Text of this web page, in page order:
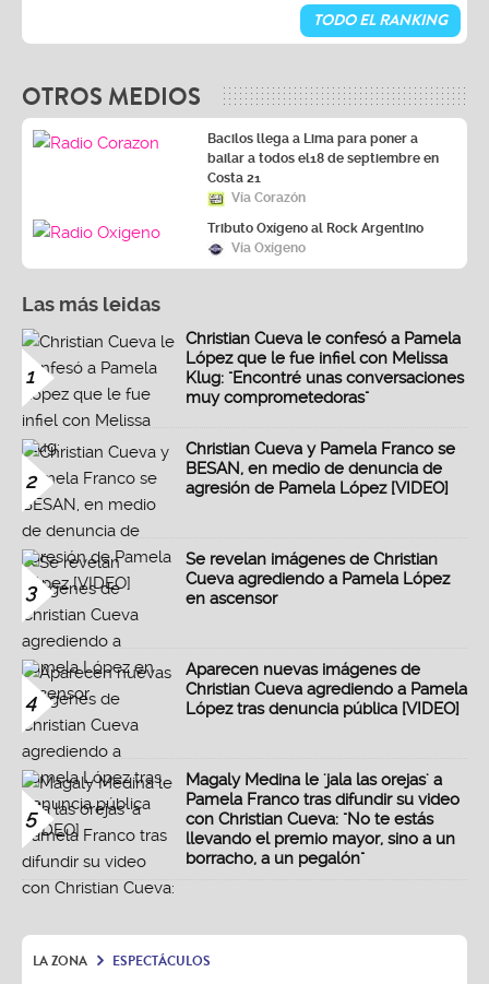
TODO EL RANKING
OTROS MEDIOS
Bacilos llega a Lima para poner a
bailar a todos el18 de septiembre en
Costa 21
Vía Corazón
Tributo Oxígeno al Rock Argentino
Vía Oxígeno
Las más leidas
1
Christian Cueva le confesó a Pamela
López que le fue infiel con Melissa
Klug: "Encontré unas conversaciones
muy comprometedoras"
2
Christian Cueva y Pamela Franco se
BESAN, en medio de denuncia de
agresión de Pamela López [VIDEO]
3
Se revelan imágenes de Christian
Cueva agrediendo a Pamela López
en ascensor
4
Aparecen nuevas imágenes de
Christian Cueva agrediendo a Pamela
López tras denuncia pública [VIDEO]
5
Magaly Medina le 'jala las orejas' a
Pamela Franco tras difundir su video
con Christian Cueva: "No te estás
llevando el premio mayor, sino a un
borracho, a un pegalón"
LA ZONA ESPECTÁCULOS